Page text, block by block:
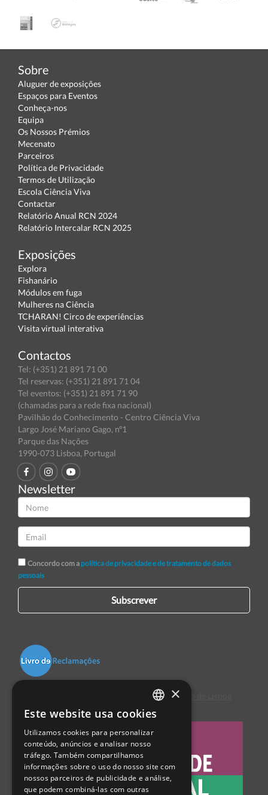
Sobre
Aluguer de exposições
Espaços para Eventos
Conheça-nos
Equipa
Os Nossos Prémios
Mecenato
Parceiros
Política de Privacidade
Termos de Utilização
Escola Ciência Viva
Contactar
Relatório Anual RCN 2024
Relatório Intercalar RCN 2025
Exposições
Explora
Fishanário
Módulos em fuga
Mulheres na Ciência
TCHARAN! Circo de experiências
Visita virtual interativa
Contactos
Tel: (+351) 21 891 71 00
Tel reservas: (+351) 21 891 71 04
Tel eventos: (+351) 21 891 71 90
(chamadas para a rede fixa nacional)
Pavilhão do Conhecimento - Centro Ciência Viva
Largo José Mariano Gago, nº1
Parque das Nações
1990-073 Lisboa, Portugal
Newsletter
Concordo com a política de privacidade e de tratamento de dados
pessoais
Subscrever
Centro de Arbitragem de Conflitos de Consumo de Lisboa
PORTUGUESE
ENGLISH
SPANISH
×
Este website usa cookies
Utilizamos cookies para personalizar
conteúdo, anúncios e analisar nosso
tráfego. Também compartilhamos
informações sobre o uso do nosso site com
nossos parceiros de publicidade e análise,
que podem combiná-las com outras